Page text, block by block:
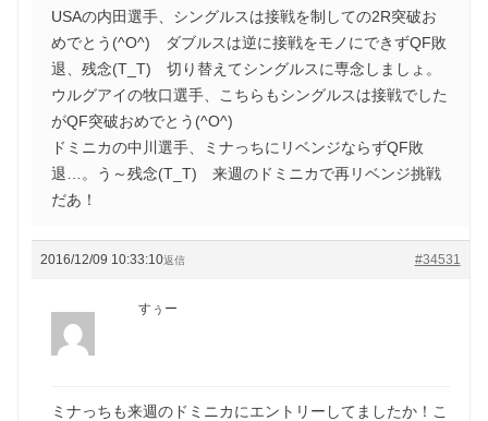
USAの内田選手、シングルスは接戦を制しての2R突破お
めでとう(^O^) ダブルスは逆に接戦をモノにできずQF敗
退、残念(T_T) 切り替えてシングルスに専念しましょ。
ウルグアイの牧口選手、こちらもシングルスは接戦でした
がQF突破おめでとう(^O^)
ドミニカの中川選手、ミナっちにリベンジならずQF敗
退…。う～残念(T_T) 来週のドミニカで再リベンジ挑戦
だあ！
2016/12/09 10:33:10 #34531
返信
すぅー
ミナっちも来週のドミニカにエントリーしてましたか！こ